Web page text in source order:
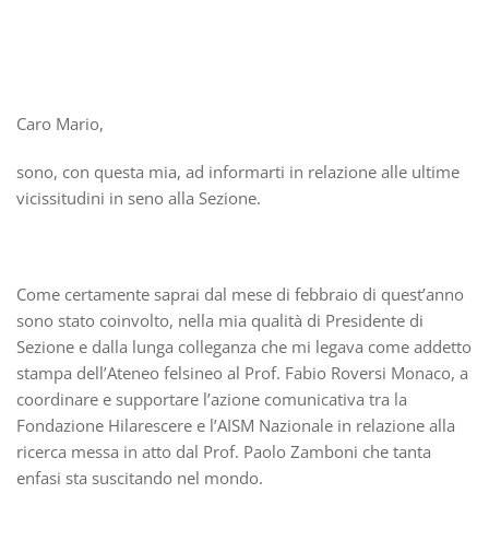
Caro Mario,
sono, con questa mia, ad informarti in relazione alle ultime
vicissitudini in seno alla Sezione.
Come certamente saprai dal mese di febbraio di quest’anno
sono stato coinvolto, nella mia qualità di Presidente di
Sezione e dalla lunga colleganza che mi legava come addetto
stampa dell’Ateneo felsineo al Prof. Fabio Roversi Monaco, a
coordinare e supportare l’azione comunicativa tra la
Fondazione Hilarescere e l’AISM Nazionale in relazione alla
ricerca messa in atto dal Prof. Paolo Zamboni che tanta
enfasi sta suscitando nel mondo.